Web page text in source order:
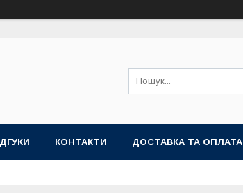
КОНТАКТИ ДОСТАВКА ТА ОПЛАТА